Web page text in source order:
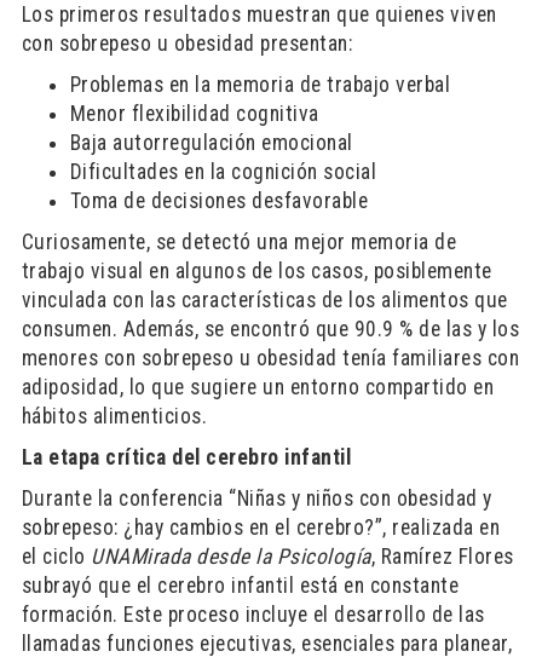
Los primeros resultados muestran que quienes viven
con sobrepeso u obesidad presentan:
Problemas en la memoria de trabajo verbal
Menor flexibilidad cognitiva
Baja autorregulación emocional
Dificultades en la cognición social
Toma de decisiones desfavorable
Curiosamente, se detectó una mejor memoria de
trabajo visual en algunos de los casos, posiblemente
vinculada con las características de los alimentos que
consumen. Además, se encontró que 90.9 % de las y los
menores con sobrepeso u obesidad tenía familiares con
adiposidad, lo que sugiere un entorno compartido en
hábitos alimenticios.
La etapa crítica del cerebro infantil
Durante la conferencia “Niñas y niños con obesidad y
sobrepeso: ¿hay cambios en el cerebro?”, realizada en
el ciclo UNAMirada desde la Psicología, Ramírez Flores
subrayó que el cerebro infantil está en constante
formación. Este proceso incluye el desarrollo de las
llamadas funciones ejecutivas, esenciales para planear,